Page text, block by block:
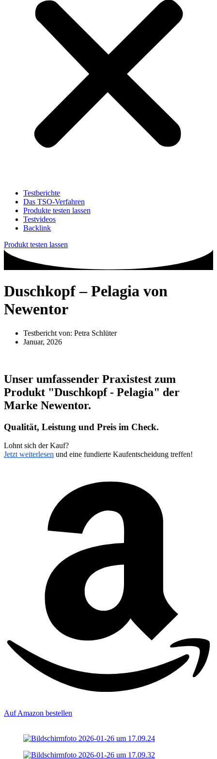
Testberichte
Das TSO-Verfahren
Produkte testen lassen
Testvideos
Backlink
Produkt testen lassen
Duschkopf – Pelagia von
Newentor
Testbericht von: Petra Schlüter
Januar, 2026
Unser umfassender Praxistest zum
Produkt "Duschkopf - Pelagia" der
Marke Newentor.
Qualität, Leistung und Preis im Check.
Lohnt sich der Kauf?
Jetzt weiterlesen und eine fundierte Kaufentscheidung treffen!
Auf Amazon bestellen